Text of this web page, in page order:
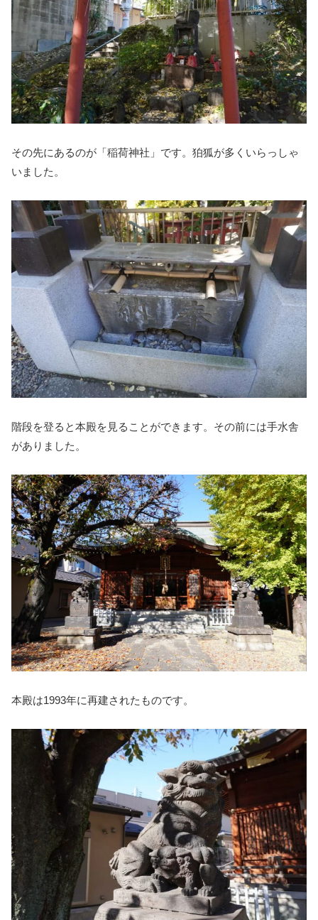
その先にあるのが「稲荷神社」です。狛狐が多くいらっしゃ
いました。
階段を登ると本殿を見ることができます。その前には手水舎
がありました。
本殿は1993年に再建されたものです。